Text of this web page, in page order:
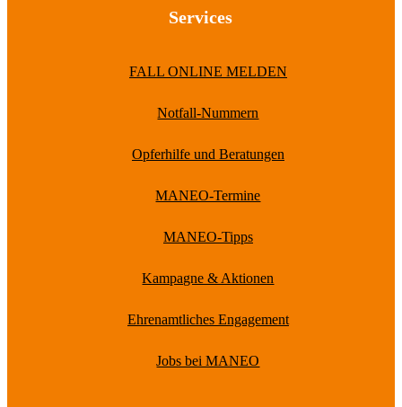
Services
FALL ONLINE MELDEN
Notfall-Nummern
Opferhilfe und Beratungen
MANEO-Termine
MANEO-Tipps
Kampagne & Aktionen
Ehrenamtliches Engagement
Jobs bei MANEO